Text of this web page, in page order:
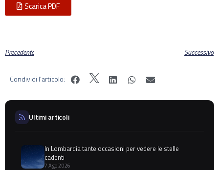
Scarica PDF
Precedente Successivo
Condividi l'articolo:
Ultimi articoli
In Lombardia tante occasioni per vedere le stelle
cadenti
7 Ago 2026